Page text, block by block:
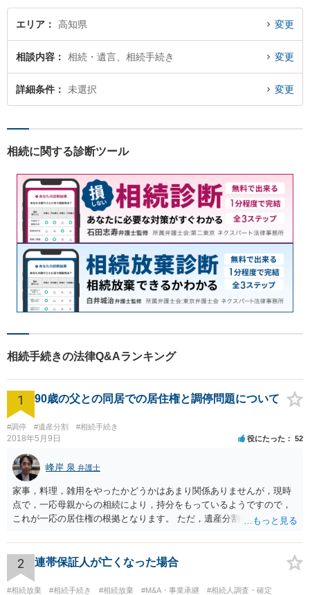
エリア 高知県 変更
相談内容 相続・遺言、相続手続き 変更
詳細条件 未選択 変更
相続に関する診断ツール
相続手続きの法律Q&Aランキング
1 90歳の父との同居での居住権と調停問題について
#調停 #遺産分割 #相続手続き
2018年5月9日 役にたった 52
峰岸 泉 弁護士
家事，料理，雑用をやったかどうかはあまり関係ありませんが，現時
点で，一応母親からの相続により，持分をもっているようですので，
これが一応の居住権の根拠となります。 ただ，遺産分割により，母の
2 連帯保証人が亡くなった場合
#相続放棄 #相続手続き #相続放棄 #M&A・事業承継 #相続人調査・確定